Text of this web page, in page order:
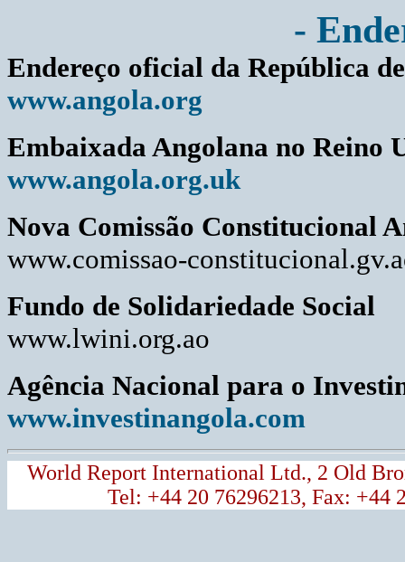
-
Endereço oficial da República
www.angola.org
Embaixada Angolana no Reino
www.angola.org.uk
Nova Comissão Constitucional
www.comissao-
Fundo de Solidariedade Social
www.lwini.org.ao
Agência Nacional para o
www.investinangola.com
World Report International Ltd., 2 Old
Tel: +44 20 76296213, Fax: +44